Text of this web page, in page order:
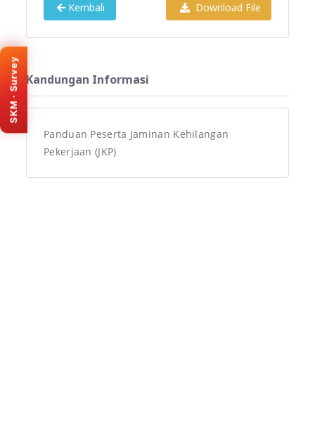
Kembali Download File
Kandungan Informasi
Panduan Peserta Jaminan Kehilangan
Pekerjaan (JKP)
SKM · Survey
KEMENPAN · SKM
Survey Kepuasan
layanan e-PPID Provinsi
Banten. Isi survey melalui
baru).
Isi survey sekarang